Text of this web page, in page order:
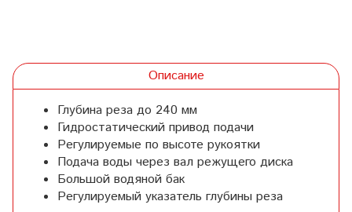
Описание
Глубина реза до 240 мм
Гидростатический привод подачи
Регулируемые по высоте рукоятки
Подача воды через вал режущего диска
Большой водяной бак
Регулируемый указатель глубины реза